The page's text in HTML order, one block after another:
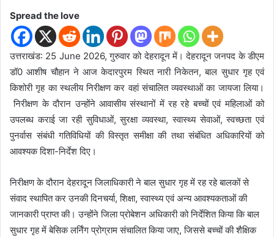
Spread the love
उत्तराखंड: 25 June 2026, गुरुवार को देहरादून में। देहरादून जनपद के डीएम
डॉ0 आशीष चौहान ने आज केदारपुरम स्थित नारी निकेतन, बाल सुधार गृह एवं
किशोरी गृह का स्थलीय निरीक्षण कर वहां संचालित व्यवस्थाओं का जायजा लिया।
निरीक्षण के दौरान उन्होंने आवासीय संस्थानों में रह रहे बच्चों एवं महिलाओं को
उपलब्ध कराई जा रही सुविधाओं, सुरक्षा व्यवस्था, स्वास्थ्य सेवाओं, स्वच्छता एवं
पुनर्वास संबंधी गतिविधियों की विस्तृत समीक्षा की तथा संबंधित अधिकारियों को
आवश्यक दिशा-निर्देश दिए।
निरीक्षण के दौरान देहरादून जिलाधिकारी ने बाल सुधार गृह में रह रहे बालकों से
संवाद स्थापित कर उनकी दिनचर्या, शिक्षा, स्वास्थ्य एवं अन्य आवश्यकताओं की
जानकारी प्राप्त की। उन्होंने जिला प्रोबेशन अधिकारी को निर्देशित किया कि बाल
सुधार गृह में बेसिक लर्निंग प्रोग्राम संचालित किया जाए, जिससे बच्चों की शैक्षिक